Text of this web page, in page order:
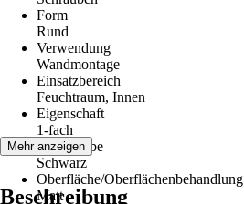
Form
Rund
Verwendung
Wandmontage
Einsatzbereich
Feuchtraum, Innen
Eigenschaft
1-fach
Grundfarbe
Schwarz
Oberfläche/Oberflächenbehandlung
Matt
Mehr anzeigen
Beschreibung